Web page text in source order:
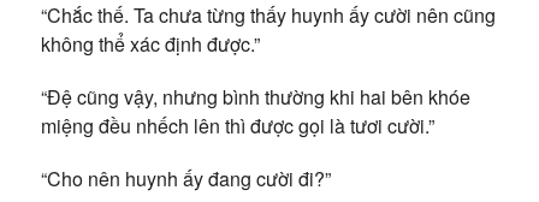
“Chắc thế. Ta chưa từng thấy huynh ấy cười nên cũng
không thể xác định được.”
“Đệ cũng vậy, nhưng bình thường khi hai bên khóe
miệng đều nhếch lên thì được gọi là tươi cười.”
“Cho nên huynh ấy đang cười đi?”